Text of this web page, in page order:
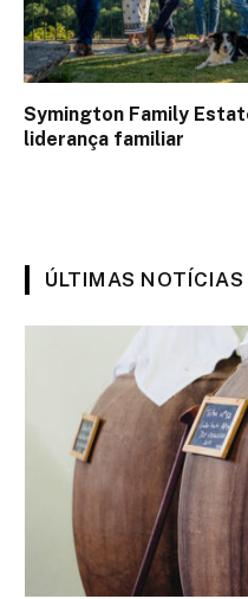
Symington Family
liderança familiar
ÚLTIMAS NOTÍCIAS